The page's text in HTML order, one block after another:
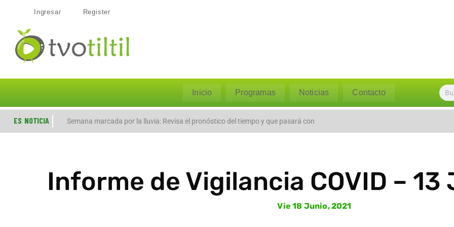
Ingresar Register
Inicio Programas Noticias Contacto
ES NOTICIA Evacúan preventivamente a familias por aumento del caudal del río Polpaico ant
Informe de Vigilancia COVID – 13
Vie 18 Junio, 2021